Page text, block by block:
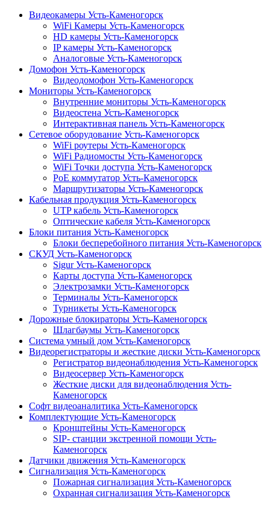
Видеокамеры Усть-Каменогорск
WiFi Камеры Усть-Каменогорск
HD камеры Усть-Каменогорск
IP камеры Усть-Каменогорск
Аналоговые Усть-Каменогорск
Домофон Усть-Каменогорск
Видеодомофон Усть-Каменогорск
Мониторы Усть-Каменогорск
Внутренние мониторы Усть-Каменогорск
Видеостена Усть-Каменогорск
Интерактивная панель Усть-Каменогорск
Сетевое оборудование Усть-Каменогорск
WiFi роутеры Усть-Каменогорск
WiFi Радиомосты Усть-Каменогорск
WiFi Точки доступа Усть-Каменогорск
PoE коммутатор Усть-Каменогорск
Маршрутизаторы Усть-Каменогорск
Кабельная продукция Усть-Каменогорск
UTP кабель Усть-Каменогорск
Оптические кабеля Усть-Каменогорск
Блоки питания Усть-Каменогорск
Блоки бесперебойного питания Усть-Каменогорск
СКУД Усть-Каменогорск
Sigur Усть-Каменогорск
Карты доступа Усть-Каменогорск
Электрозамки Усть-Каменогорск
Терминалы Усть-Каменогорск
Турникеты Усть-Каменогорск
Дорожные блокираторы Усть-Каменогорск
Шлагбаумы Усть-Каменогорск
Система умный дом Усть-Каменогорск
Видеорегистраторы и жесткие диски Усть-Каменогорск
Регистратор видеонаблюдения Усть-Каменогорск
Видеосервер Усть-Каменогорск
Жесткие диски для видеонаблюдения Усть-
Каменогорск
Софт видеоаналитика Усть-Каменогорск
Комплектующие Усть-Каменогорск
Кронштейны Усть-Каменогорск
SIP- станции экстренной помощи Усть-
Каменогорск
Датчики движения Усть-Каменогорск
Сигнализация Усть-Каменогорск
Пожарная сигнализация Усть-Каменогорск
Охранная сигнализация Усть-Каменогорск